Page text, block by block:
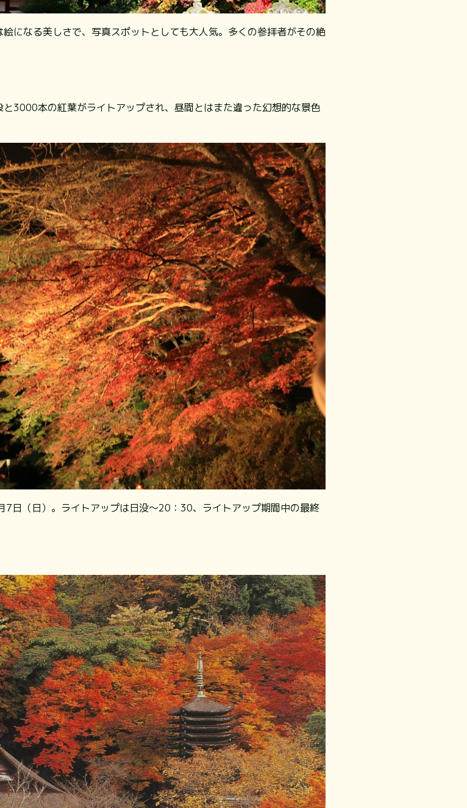
になる美しさで、写真スポットとしても大人気。多くの参拝者がその絶
3000本の紅葉がライトアップされ、昼間とはまた違った幻想的な景色
日（日）。ライトアップは日没～20：30、ライトアップ期間中の最終